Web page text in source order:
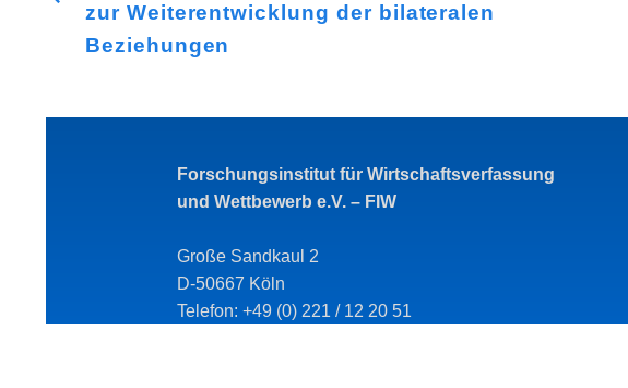
zur Weiterentwicklung der bilateralen
Beziehungen
Forschungsinstitut für Wirtschaftsverfassung
und Wettbewerb e.V. – FIW
Große Sandkaul 2
D-50667 Köln
Telefon: +49 (0) 221 / 12 20 51